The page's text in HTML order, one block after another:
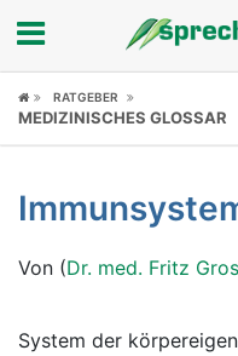
Fokus
Symptome
Untersuchungen
News
RATGEBER
MEDIZINISCHES GLOSSAR
Von (Dr. med. Fritz
System der